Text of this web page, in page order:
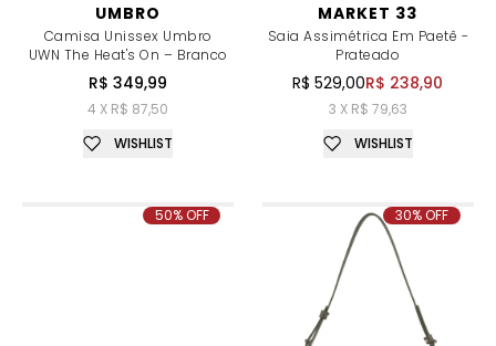
UMBRO
Camisa Unissex Umbro
UWN The Heat's On – Branco
R$ 349,99
4 X R$ 87,50
WISHLIST
MARKET 33
Saia Assimétrica Em Paetê -
Prateado
R$ 529,00R$ 238,90
3 X R$ 79,63
WISHLIST
50% OFF 30% OFF